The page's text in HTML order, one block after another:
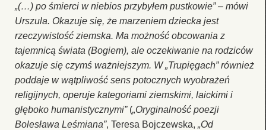
„(…) po śmierci w niebios przybyłem pustkowie” – mówi
Urszula. Okazuje się, że marzeniem dziecka jest
rzeczywistość ziemska. Ma możność obcowania z
tajemnicą świata (Bogiem), ale oczekiwanie na rodziców
okazuje się czymś ważniejszym. W „Trupięgach” również
poddaje w wątpliwość sens potocznych wyobrażeń
religijnych, operuje kategoriami ziemskimi, laickimi i
głęboko humanistycznymi”(„Oryginalność poezji
Bolesława Leśmiana”, Teresa Bojczewska, „Od